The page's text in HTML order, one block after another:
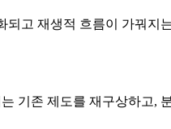
고 재생적 흐름이 가꿔
기존 제도를 재구상하고,